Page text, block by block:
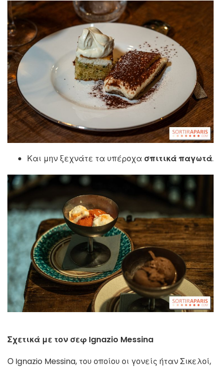
Και μην ξεχνάτε τα υπέροχα σπιτικά παγωτά.
Σχετικά με τον σεφ Ignazio Messina
Ο Ignazio Messina, του οποίου οι γονείς ήταν Σικελοί,